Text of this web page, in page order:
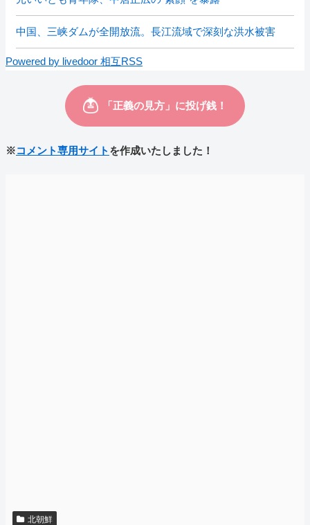
中国、三峡ダムが全開放流。長江流域で深刻な洪水被害
Powered by livedoor 相互RSS
※コメント専用サイト を作成いたしました！
北朝鮮